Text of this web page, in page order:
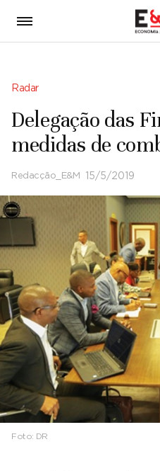
Radar
Delegação das
medidas de
Redacção_E&M 15/5/2019
Foto: DR